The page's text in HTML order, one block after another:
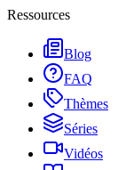
Ressources
Blog
FAQ
Thèmes
Séries
Vidéos